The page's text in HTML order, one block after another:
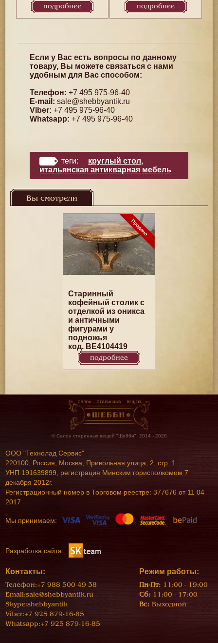
подробнее подробнее
Если у Вас есть вопросы по данному
товару, Вы можете связаться с нами
удобным для Вас способом:
Телефон: +7 495 975-96-40
E-mail: sale@shebbyantik.ru
Viber: +7 495 975-96-40
Whatsapp: +7 495 975-96-40
теги: круглый стол,
итальянская антикварная мебель
Вы смотрели
Старинный
кофейный столик с
отделкой из оникса
и античными
фигурами у
подножья
код. BE4104419
подробнее
© Салон старинных вещей "Шебби", 2014 - 2026
ООО "Технолад Сервис"
220100, Россия, Москва, Привольная улица, 2, стр. 1
УНП 191639899, регистрация Минским горисполкомом 7
декабря 2012г.
Регистрационный номер в Торговом реестре: 377676 от 11 04
2017
Мы принимаем:
Разработка сайта:
Контакты:
Телефон:+7 988 500 49 38
Email:sale@shebbyantik.ru
Skype:shebbyantik
Viber:+7 925 879-16-85
Whatsapp:+7 925 879-16-85
Режим работы:
Пн-Пт: 11:00 - 19:00
Сб: 11:00 - 17:00
Вс: Выходной